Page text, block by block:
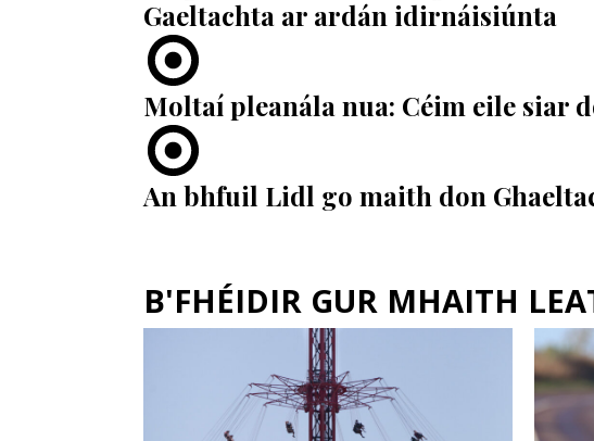
Gaeltachta ar ardán idirnáisiúnta
Moltaí pleanála nua: Céim eile siar
An bhfuil Lidl go maith don
B'FHÉIDIR GUR MHAITH